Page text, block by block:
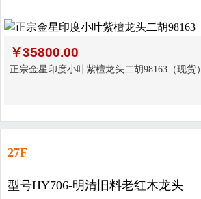
￥35800.00
正宗金星印度小叶紫檀龙头二胡98163（现货）
27F
型号HY706-明清旧料老红木龙头